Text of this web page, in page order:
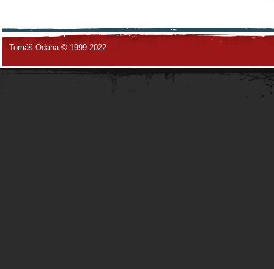
Tomáš Odaha © 1999-2022